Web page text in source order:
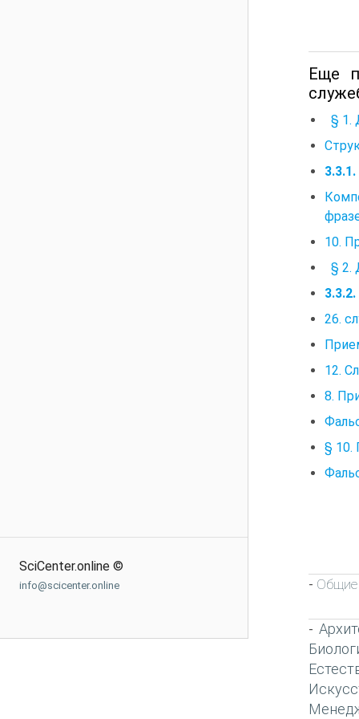
SciCenter.online ©
info@scicenter.online
Еще
§ 1.
10.
§ 2.
26.
12.
8.
§ 10.
- Общие
-